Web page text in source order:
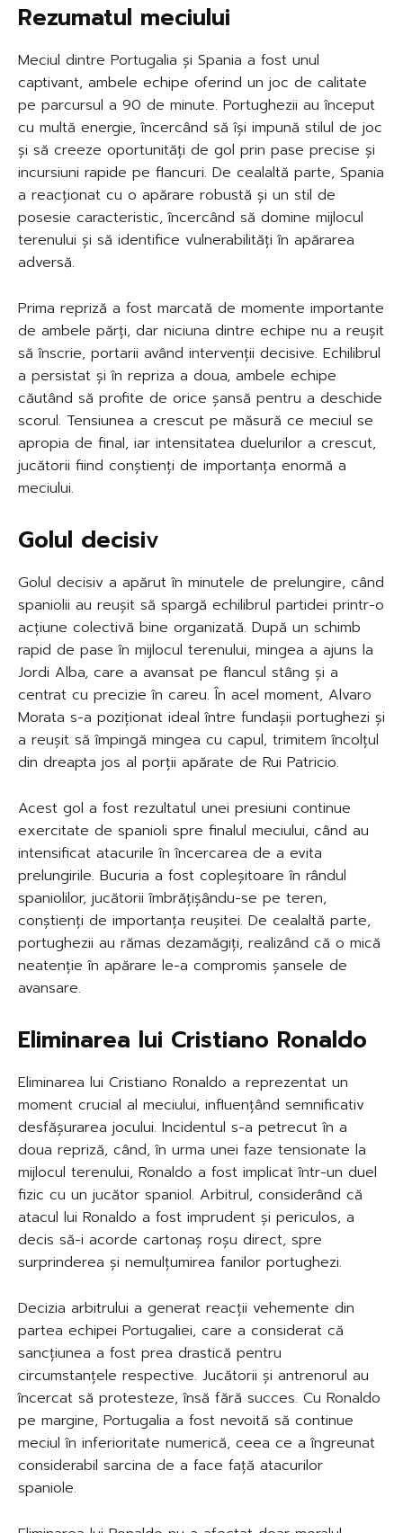
Rezumatul meciului
Meciul dintre Portugalia și Spania a fost unul
captivant, ambele echipe oferind un joc de calitate
pe parcursul a 90 de minute. Portughezii au început
cu multă energie, încercând să își impună stilul de joc
și să creeze oportunități de gol prin pase precise și
incursiuni rapide pe flancuri. De cealaltă parte, Spania
a reacționat cu o apărare robustă și un stil de
posesie caracteristic, încercând să domine mijlocul
terenului și să identifice vulnerabilități în apărarea
adversă.
Prima repriză a fost marcată de momente importante
de ambele părți, dar niciuna dintre echipe nu a reușit
să înscrie, portarii având intervenții decisive. Echilibrul
a persistat și în repriza a doua, ambele echipe
căutând să profite de orice șansă pentru a deschide
scorul. Tensiunea a crescut pe măsură ce meciul se
apropia de final, iar intensitatea duelurilor a crescut,
jucătorii fiind conștienți de importanța enormă a
meciului.
Golul decisiv
Golul decisiv a apărut în minutele de prelungire, când
spaniolii au reușit să spargă echilibrul partidei printr-o
acțiune colectivă bine organizată. După un schimb
rapid de pase în mijlocul terenului, mingea a ajuns la
Jordi Alba, care a avansat pe flancul stâng și a
centrat cu precizie în careu. În acel moment, Alvaro
Morata s-a poziționat ideal între fundașii portughezi și
a reușit să împingă mingea cu capul, trimitem încolțul
din dreapta jos al porții apărate de Rui Patricio.
Acest gol a fost rezultatul unei presiuni continue
exercitate de spanioli spre finalul meciului, când au
intensificat atacurile în încercarea de a evita
prelungirile. Bucuria a fost copleșitoare în rândul
spaniolilor, jucătorii îmbrățișându-se pe teren,
conștienți de importanța reușitei. De cealaltă parte,
portughezii au rămas dezamăgiți, realizând că o mică
neatenție în apărare le-a compromis șansele de
avansare.
Eliminarea lui Cristiano Ronaldo
Eliminarea lui Cristiano Ronaldo a reprezentat un
moment crucial al meciului, influențând semnificativ
desfășurarea jocului. Incidentul s-a petrecut în a
doua repriză, când, în urma unei faze tensionate la
mijlocul terenului, Ronaldo a fost implicat într-un duel
fizic cu un jucător spaniol. Arbitrul, considerând că
atacul lui Ronaldo a fost imprudent și periculos, a
decis să-i acorde cartonaș roșu direct, spre
surprinderea și nemulțumirea fanilor portughezi.
Decizia arbitrului a generat reacții vehemente din
partea echipei Portugaliei, care a considerat că
sancțiunea a fost prea drastică pentru
circumstanțele respective. Jucătorii și antrenorul au
încercat să protesteze, însă fără succes. Cu Ronaldo
pe margine, Portugalia a fost nevoită să continue
meciul în inferioritate numerică, ceea ce a îngreunat
considerabil sarcina de a face față atacurilor
spaniole.